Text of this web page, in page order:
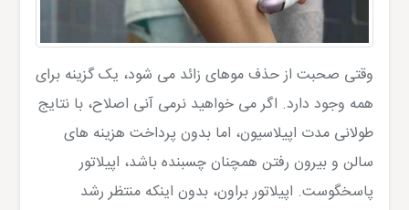
وقتی صحبت از حذف موهای زائد می شود، یک گزینه برای
همه وجود دارد. اگر می خواهید نرمی آنی اصلاح، با نتایج
طولانی مدت اپیلاسیون، اما بدون پرداخت هزینه های
سالن و بیرون رفتن همچنان چسبنده باشد، اپیلاتور
پاسخگوست. اپیلاتور براون، بدون اینکه منتظر رشد